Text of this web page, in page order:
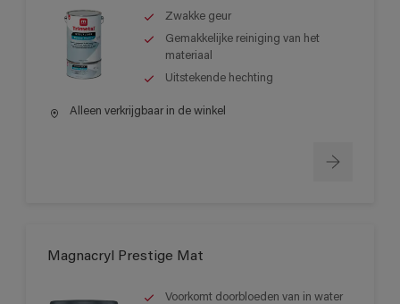
Zwakke geur
Gemakkelijke reiniging van het
materiaal
Uitstekende hechting
Alleen verkrijgbaar in de winkel
Magnacryl Prestige Mat
Voorkomt doorbloeden van in water